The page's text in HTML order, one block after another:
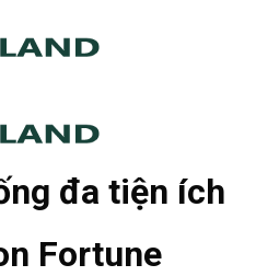
đa tiện ích
Fortune